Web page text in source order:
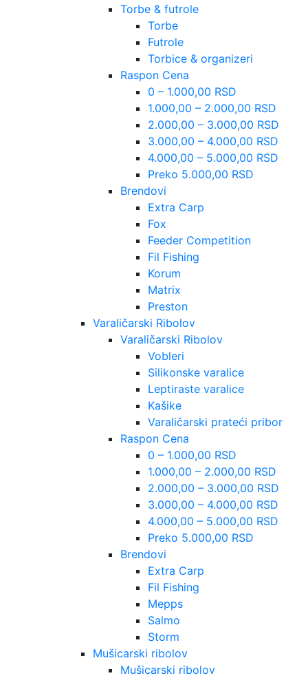
Torbe & futrole
Torbe
Futrole
Torbice & organizeri
Raspon Cena
0 – 1.000,00 RSD
1.000,00 – 2.000,00 RSD
2.000,00 – 3.000,00 RSD
3.000,00 – 4.000,00 RSD
4.000,00 – 5.000,00 RSD
Preko 5.000,00 RSD
Brendovi
Extra Carp
Fox
Feeder Competition
Fil Fishing
Korum
Matrix
Preston
Varaličarski Ribolov
Varaličarski Ribolov
Vobleri
Silikonske varalice
Leptiraste varalice
Kašike
Varaličarski prateći pribor
Raspon Cena
0 – 1.000,00 RSD
1.000,00 – 2.000,00 RSD
2.000,00 – 3.000,00 RSD
3.000,00 – 4.000,00 RSD
4.000,00 – 5.000,00 RSD
Preko 5.000,00 RSD
Brendovi
Extra Carp
Fil Fishing
Mepps
Salmo
Storm
Mušicarski ribolov
Mušicarski ribolov